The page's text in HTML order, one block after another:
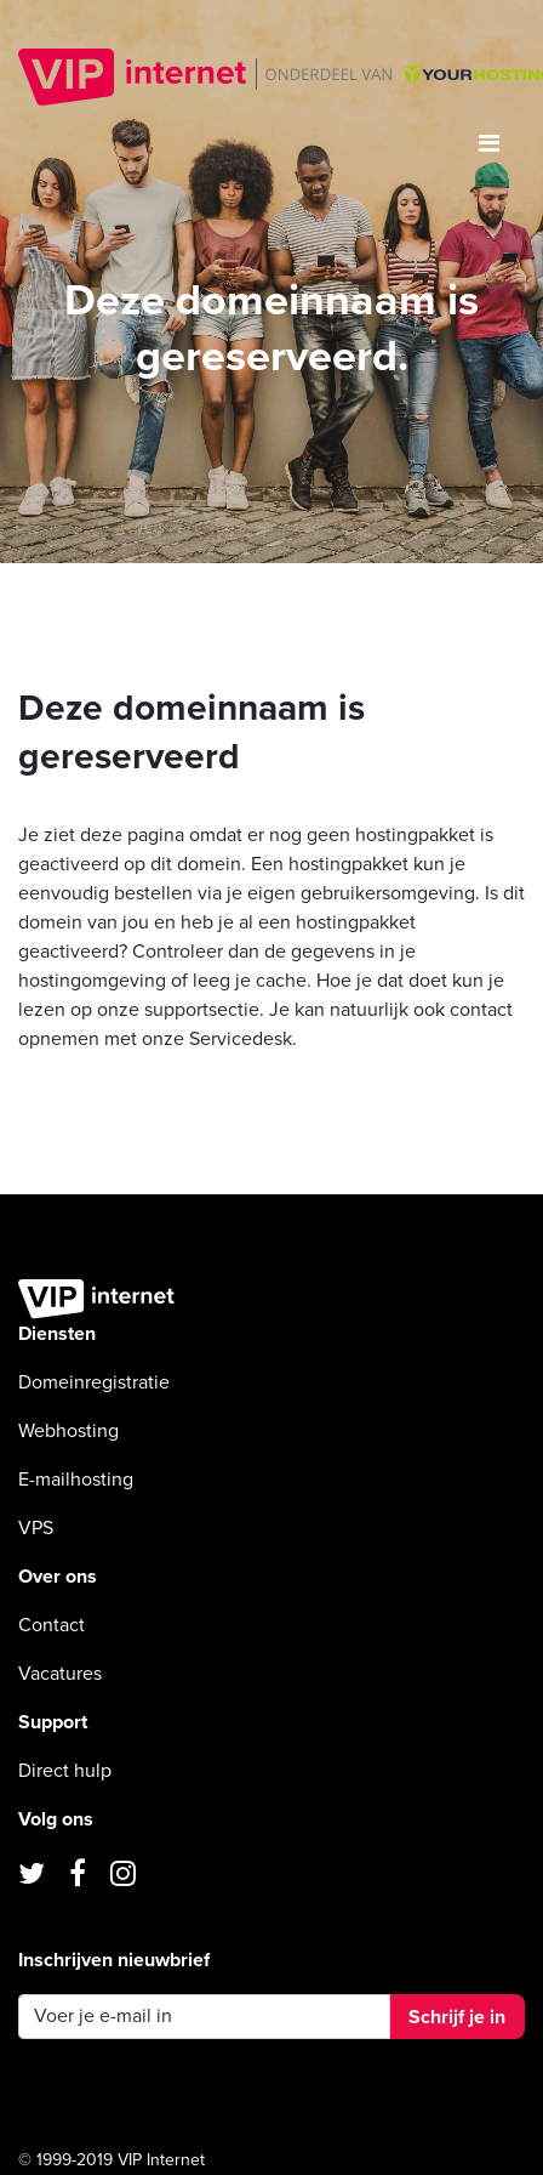
Deze domeinnaam is
gereserveerd.
Deze domeinnaam is
gereserveerd
Je ziet deze pagina omdat er nog geen hostingpakket is
geactiveerd op dit domein. Een hostingpakket kun je
eenvoudig bestellen via je eigen gebruikersomgeving. Is dit
domein van jou en heb je al een hostingpakket
geactiveerd? Controleer dan de gegevens in je
hostingomgeving of leeg je cache. Hoe je dat doet kun je
lezen op onze supportsectie. Je kan natuurlijk ook contact
opnemen met onze Servicedesk.
Diensten
Domeinregistratie
Webhosting
E-mailhosting
VPS
Over ons
Contact
Vacatures
Support
Direct hulp
Volg ons
Inschrijven nieuwbrief
Schrijf je in
© 1999-2019 VIP Internet